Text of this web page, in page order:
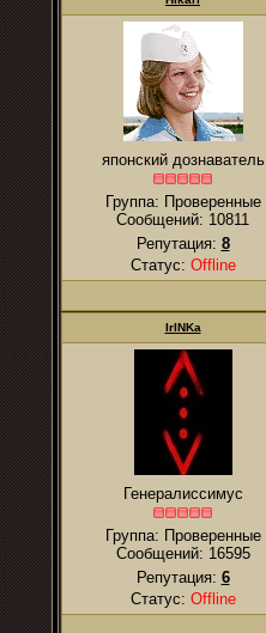
японский дознаватель
Группа: Проверенные
Сообщений: 10811
Репутация: 8
Статус: Offline
IrINKa
Генералиссимус
Группа: Проверенные
Сообщений: 16595
Репутация: 6
Статус: Offline